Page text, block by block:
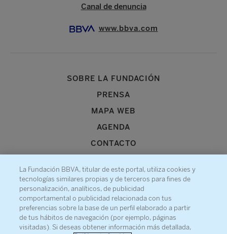
Canal de denuncia
www.bbva.com
SOBRE LA FUNDACIÓN
PRENSA
MAPA WEB
AGENDA
CONTACTO
Recibe información sobre nuestra actividad
La Fundación BBVA, titular de este portal, utiliza cookies y
tecnologías similares propias y de terceros para fines de
personalización, analíticos, de publicidad
comportamental o publicidad relacionada con tus
preferencias sobre la base de un perfil elaborado a partir
de tus hábitos de navegación (por ejemplo, páginas
visitadas). Si deseas obtener información más detallada,